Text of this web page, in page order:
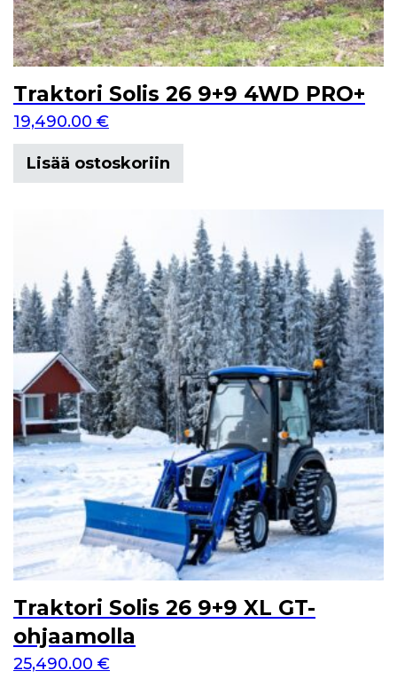
Traktori Solis 26 9+9 4WD PRO+
19,490.00 €
Lisää ostoskoriin
Traktori Solis 26 9+9 XL GT-
ohjaamolla
25,490.00 €